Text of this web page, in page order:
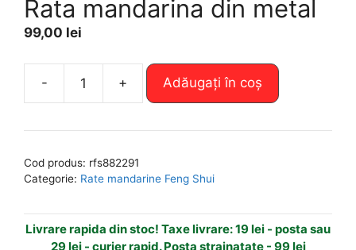
Rata mandarina din metal
99,00 lei
-
Cantitate
mandarina
metal
+ Adăugați în coș
e
n
t
i
Cod produs: rfs882291
Categorie: Rate mandarine Feng Shui
Livrare rapida din stoc! Taxe livrare: 19 lei - posta sau
29 lei - curier rapid. Posta strainatate - 99 lei